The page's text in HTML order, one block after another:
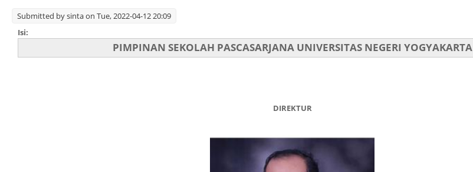
Submitted bysintaon Tue, 2022-04-12 20:09
Isi:
PIMPINAN SEKOLAH PASCASARJANA UNIVERSITAS NEGERI YOGYAKARTA
DIREKTUR